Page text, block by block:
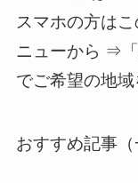
スマホの方は
ニューから ⇒
でご希望の地
おすすめ記事（